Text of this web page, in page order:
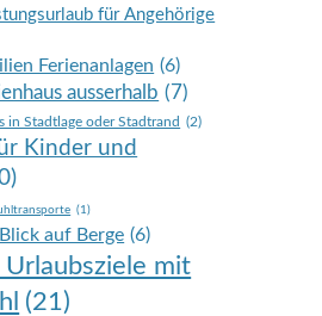
für Angehörige
Ferienanlagen (6)
ausserhalb (7)
in Stadtlage oder Stadtrand (2)
Kinder und
(1)
auf Berge (6)
mit
(21)